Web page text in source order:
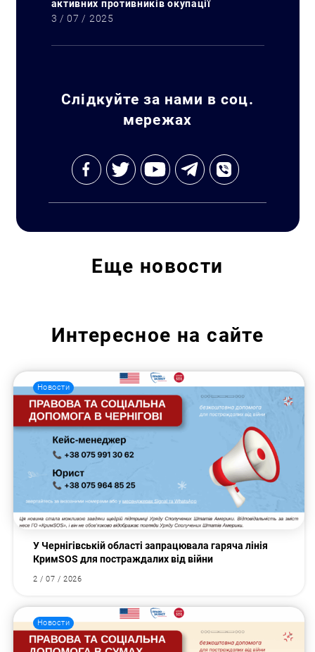
активних противників окупації
3 / 07 / 2025
Слідкуйте за нами в соц.
мережах
Еще новости
Интересное на сайте
Новости
У Чернігівській області запрацювала гаряча лінія
КримSOS для постраждалих від війни
2 / 07 / 2026
Новости